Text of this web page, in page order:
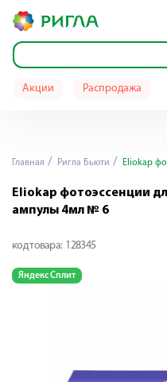
Акции Распродажа
Главная Ригла Бьюти Eliokap
Eliokap фотоэссенции
ампулы 4мл № 6
код товара: 128345
Яндекс Сплит